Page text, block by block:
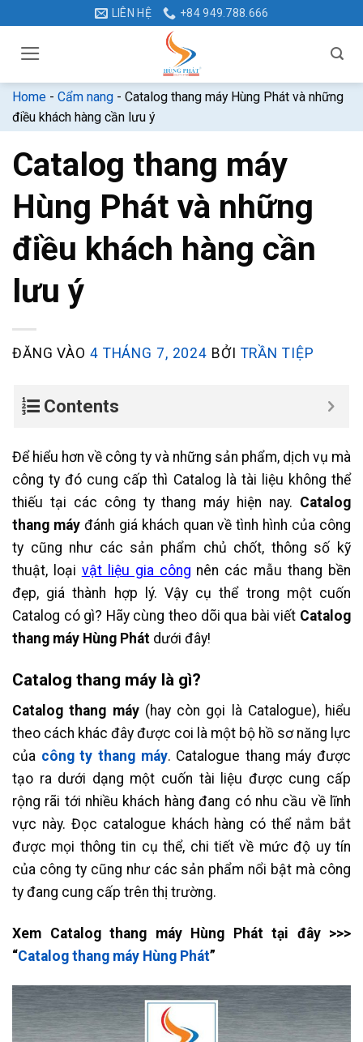
dung
LIÊN HỆ +84 949.788.666
Home - Cẩm nang - Catalog thang máy Hùng Phát và những
điều khách hàng cần lưu ý
Catalog thang máy
Hùng Phát và những
điều khách hàng cần
lưu ý
ĐĂNG VÀO 4 THÁNG 7, 2024 BỞI TRẦN TIỆP
Contents
Để hiểu hơn về công ty và những sản phẩm, dịch vụ mà
công ty đó cung cấp thì Catalog là tài liệu không thể
thiếu tại các công ty thang máy hiện nay. Catalog
thang máyđánh giá khách quan về tình hình của công
ty cũng như các sản phẩm chủ chốt, thông số kỹ
thuật, loại vật liệu gia công nên các mẫu thang bền
đẹp, giá thành hợp lý. Vậy cụ thể trong một cuốn
Catalog có gì? Hãy cùng theo dõi qua bài viết Catalog
thang máy Hùng Phát dưới đây!
Catalog thang máy là gì?
Catalog thang máy(hay còn gọi là Catalogue), hiểu
theo cách khác đây được coi là một bộ hồ sơ năng lực
của công ty thang máy. Catalogue thang máy được
tạo ra dưới dạng một cuốn tài liệu được cung cấp
rộng rãi tới nhiều khách hàng đang có nhu cầu về lĩnh
vực này. Đọc catalogue khách hàng có thể nắm bắt
được mọi thông tin cụ thể, chi tiết về mức độ uy tín
của công ty cũng như các sản phẩm nổi bật mà công
ty đang cung cấp trên thị trường.
Xem Catalog thang máy Hùng Phát tại đây >>>
“Catalog thang máy Hùng Phát”